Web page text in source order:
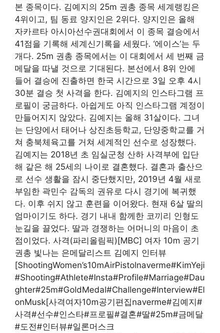
본 종목이다. 김예지의 25m 권총 종목 세계랭킹은
4위이고, 팀 동료 양지인은 2위다. 양지인은 올해
자카르타 아시아선수권대회에서 이 종목 결승에서
41점을 기록해 세계신기록을 세웠다. ‘에이스’는 두
개다. 25m 권총 종목에서는 이 대회에서 세 번째 금
메달을 따낼 것으로 기대된다. 본선에서 8위 안에
들어 결승에 진출하면 한국 시간으로 3일 오후 4시
30분 결승 첫 사격을 한다. 김예지의 인스타그램 프
로필이 궁금하다. 아쉽게도 아직 인스타그램 계정이
만들어지지 않았다. 김예지는 올해 31살이다. 그녀
는 단양에서 태어나 상진초등학교, 단양중학교를 거
쳐 충북체육고를 거쳐 세계적인 선수로 성장했다.
김예지는 2018년 초 임실군청 산하 사격부에 입단
해 같은 해 25세의 나이로 결혼했다. 결혼과 출산으
로 선수 생활을 잠시 중단했지만, 2019년 4월 새로
부임한 곽민수 감독의 권유로 다시 경기에 복귀했
다. 이후 쉬지 않고 훈련을 이어왔다. 현재 6살 딸의
엄마이기도 하다. 경기 내내 함께한 코끼리 인형도
눈길을 끌었다. 딸과 경쟁하는 어머니의 마음이 초
점이었다. 사격(파리올림픽)[MBC] 여자 10m 공기
권총 빛나는 은메달리스트 김예지 인터뷰
[ShootingWomen’s10mAirPistolnaverme#KimYeji
#Shooting#Athlete#Insta#Profile#Marriage#Dau
ghter#25m#GoldMedal#Challenge#Interview#El
onMusk[사격여자10m공기편집naverme#김예지#
사격#선수#인스타#프로필#결혼#딸#25m#금메달
#도전#인터뷰#일론머스크